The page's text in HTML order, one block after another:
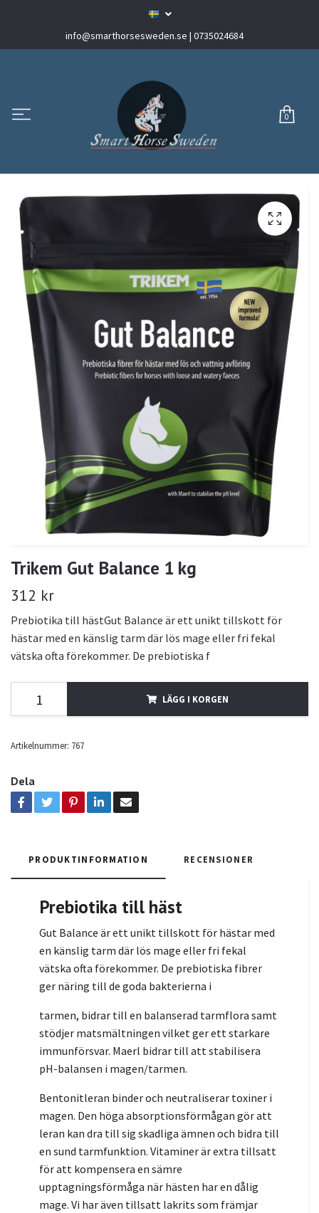
info@smarthorsesweden.se | 0735024684
0
Trikem Gut Balance 1 kg
312 kr
Prebiotika till hästGut Balance är ett unikt tillskott för
hästar med en känslig tarm där lös mage eller fri fekal
vätska ofta förekommer. De prebiotiska f
LÄGG I KORGEN
Artikelnummer: 767
Dela
PRODUKTINFORMATION RECENSIONER
Prebiotika till häst
Gut Balance är ett unikt tillskott för hästar med
en känslig tarm där lös mage eller fri fekal
vätska ofta förekommer. De prebiotiska fibrer
ger näring till de goda bakterierna i
tarmen, bidrar till en balanserad tarmflora samt
stödjer matsmältningen vilket ger ett starkare
immunförsvar. Maerl bidrar till att stabilisera
pH-balansen i magen/tarmen.
Bentonitleran binder och neutraliserar toxiner i
magen. Den höga absorptionsförmågan gör att
leran kan dra till sig skadliga ämnen och bidra till
en sund tarmfunktion. Vitaminer är extra tillsatt
för att kompensera en sämre
upptagningsförmåga när hästen har en dålig
mage. Vi har även tillsatt lakrits som främjar